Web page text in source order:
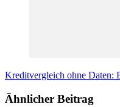
Kreditvergleich ohne Daten:
Ähnlicher Beitrag